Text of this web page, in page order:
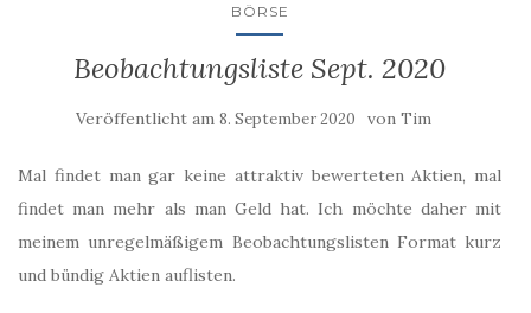
BÖRSE
Beobachtungsliste Sept. 2020
Veröffentlicht am 8. September 2020 von Tim
Mal findet man gar keine attraktiv bewerteten Aktien, mal
findet man mehr als man Geld hat. Ich möchte daher mit
meinem unregelmäßigem Beobachtungslisten Format kurz
und bündig Aktien auflisten.